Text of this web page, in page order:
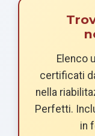
Elenco
certificati
nella
Perfetti.
in